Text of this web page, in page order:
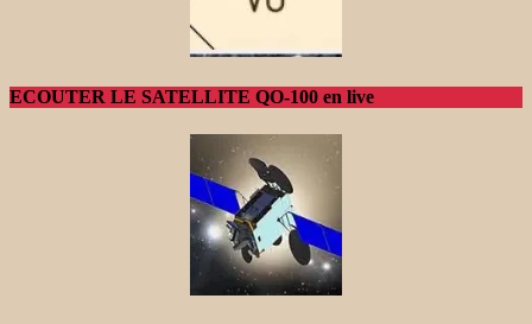
ECOUTER LE SATELLITE QO-100 en live